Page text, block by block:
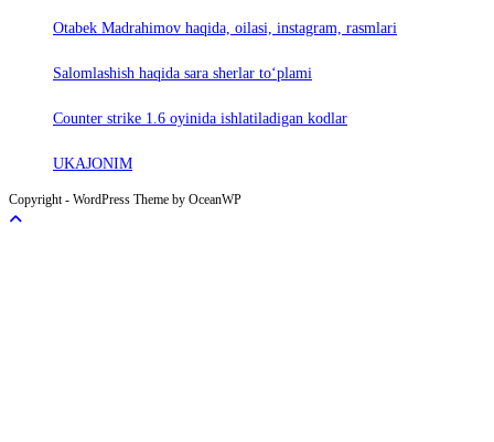
Otabek Madrahimov haqida, oilasi, instagram, rasmlari
Salomlashish haqida sara sherlar to‘plami
Counter strike 1.6 oyinida ishlatiladigan kodlar
UKAJONIM
Copyright - WordPress Theme by OceanWP